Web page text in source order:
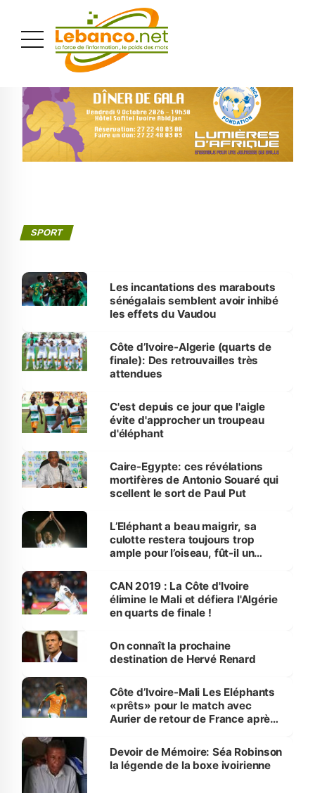
SPORT
Les incantations des marabouts
sénégalais semblent avoir inhibé
les effets du Vaudou
Côte d’Ivoire-Algerie (quarts de
finale): Des retrouvailles très
attendues
C'est depuis ce jour que l'aigle
évite d'approcher un troupeau
d'éléphant
Caire-Egypte: ces révélations
mortifères de Antonio Souaré qui
scellent le sort de Paul Put
L’Eléphant a beau maigrir, sa
culotte restera toujours trop
ample pour l’oiseau, fût-il un
CAN 2019 : La Côte d'Ivoire
élimine le Mali et défiera l'Algérie
en quarts de finale !
On connaît la prochaine
destination de Hervé Renard
Côte d’Ivoire-Mali Les Eléphants
«prêts» pour le match avec
Aurier de retour de France après
Devoir de Mémoire: Séa Robinson
la légende de la boxe ivoirienne